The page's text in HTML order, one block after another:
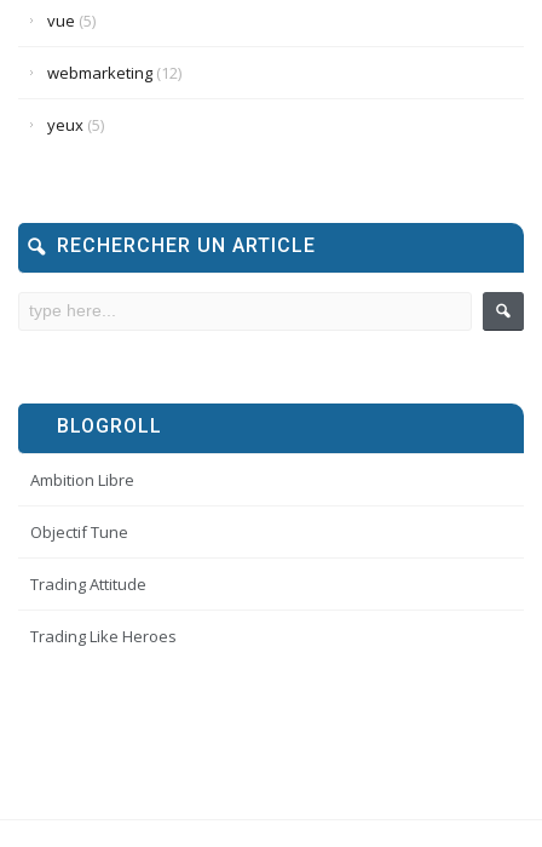
vue (5)
webmarketing (12)
yeux (5)
RECHERCHER UN ARTICLE
BLOGROLL
Ambition Libre
Objectif Tune
Trading Attitude
Trading Like Heroes